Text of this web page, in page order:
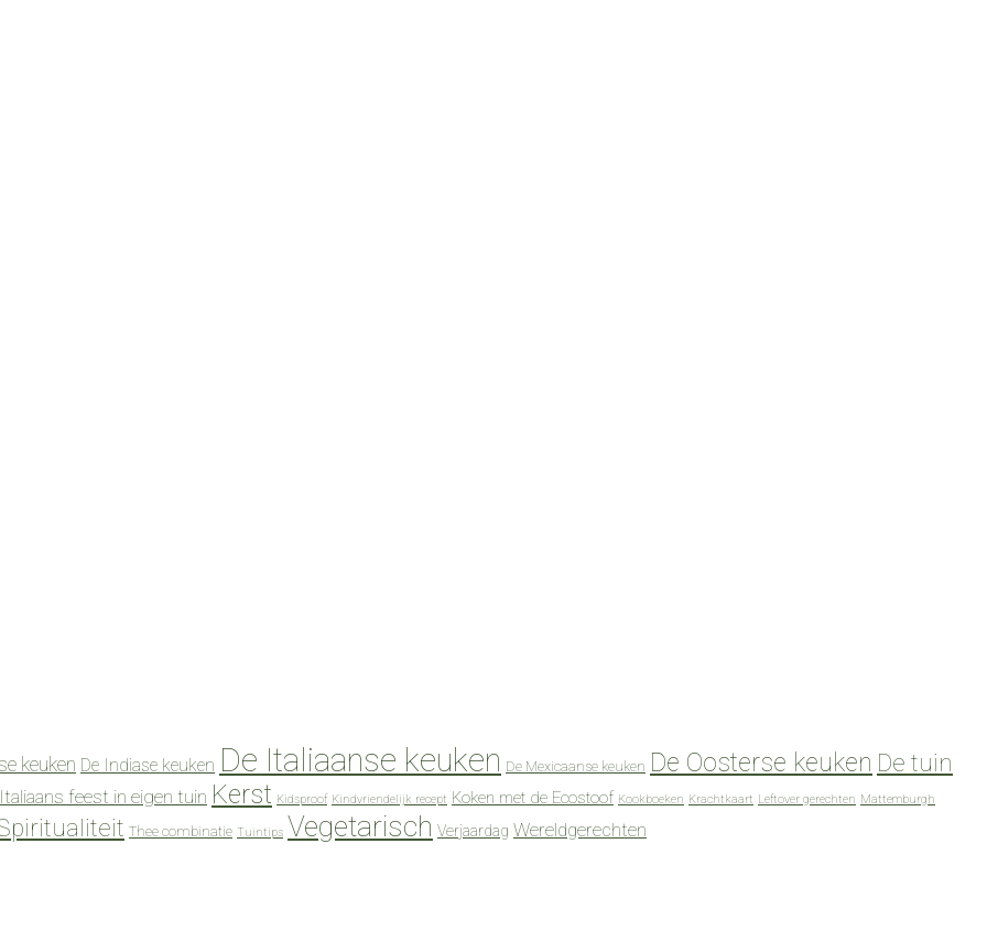
keuken De Indiase keuken De Italiaanse keuken De Mexicaanse keuken De Oosterse keuken De tuin
Italiaans feest in eigen tuin Kerst Kidsproof Kindvriendelijk recept Koken met de Ecostoof Kookboeken Krachtkaart Leftover gerechten Mattemburgh
Thee combinatie Tuintips Vegetarisch Verjaardag Wereldgerechten